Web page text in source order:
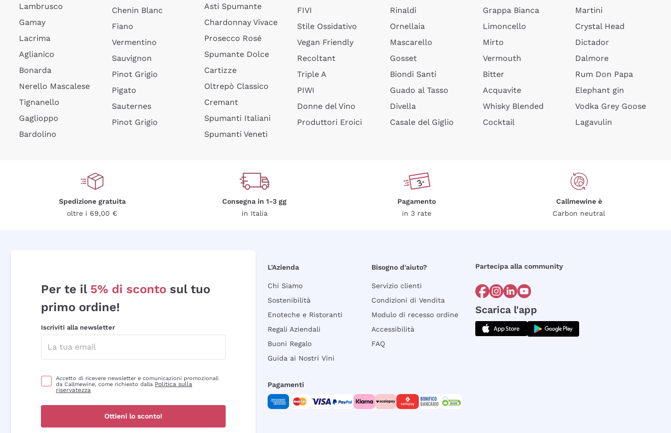
Lambrusco
Gamay
Lacrima
Aglianico
Bonarda
Nerello Mascalese
Tignanello
Gaglioppo
Bardolino
Chenin Blanc
Fiano
Vermentino
Sauvignon
Pinot Grigio
Pigato
Sauternes
Pinot Grigio
Asti Spumante
Chardonnay Vivace
Prosecco Rosé
Spumante Dolce
Cartizze
Oltrepò Classico
Cremant
Spumanti Italiani
Spumanti Veneti
FIVI
Stile Ossidativo
Vegan Friendly
Recoltant
Triple A
PIWI
Donne del Vino
Produttori Eroici
Rinaldi
Ornellaia
Mascarello
Gosset
Biondi Santi
Guado al Tasso
Divella
Casale del Giglio
Grappa Bianca
Limoncello
Mirto
Vermouth
Bitter
Acquavite
Whisky Blended
Cocktail
Martini
Crystal Head
Dictador
Dalmore
Rum Don Papa
Elephant gin
Vodka Grey Goose
Lagavulin
Spedizione gratuita
oltre i 69,00 €
Consegna in 1-3 gg
in Italia
Pagamento
in 3 rate
Callmewine è
Carbon neutral
Per te il 5% di sconto sul tuo
primo ordine!
Iscriviti alla newsletter
Accetto di ricevere newsletter e comunicazioni promozionali
da Callmewine, come richiesto dalla Politica sulla
riservatezza
Ottieni lo sconto!
L'Azienda
Chi Siamo
Sostenibilità
Enoteche e Ristoranti
Regali Aziendali
Buoni Regalo
Guida ai Nostri Vini
Bisogno d'aiuto?
Servizio clienti
Condizioni di Vendita
Modulo di recesso ordine
Accessibilità
FAQ
Partecipa alla community
Scarica l'app
Pagamenti